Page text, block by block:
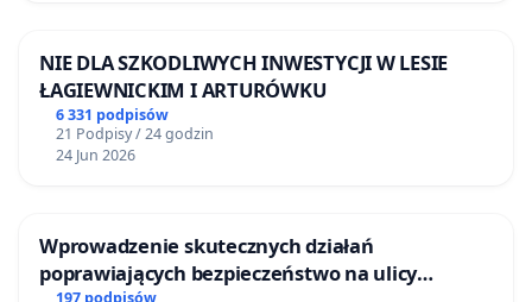
NIE DLA SZKODLIWYCH INWESTYCJI W LESIE
ŁAGIEWNICKIM I ARTURÓWKU
6 331 podpisów
21 Podpisy / 24 godzin
24 Jun 2026
Wprowadzenie skutecznych działań
poprawiających bezpieczeństwo na ulicy
197 podpisów